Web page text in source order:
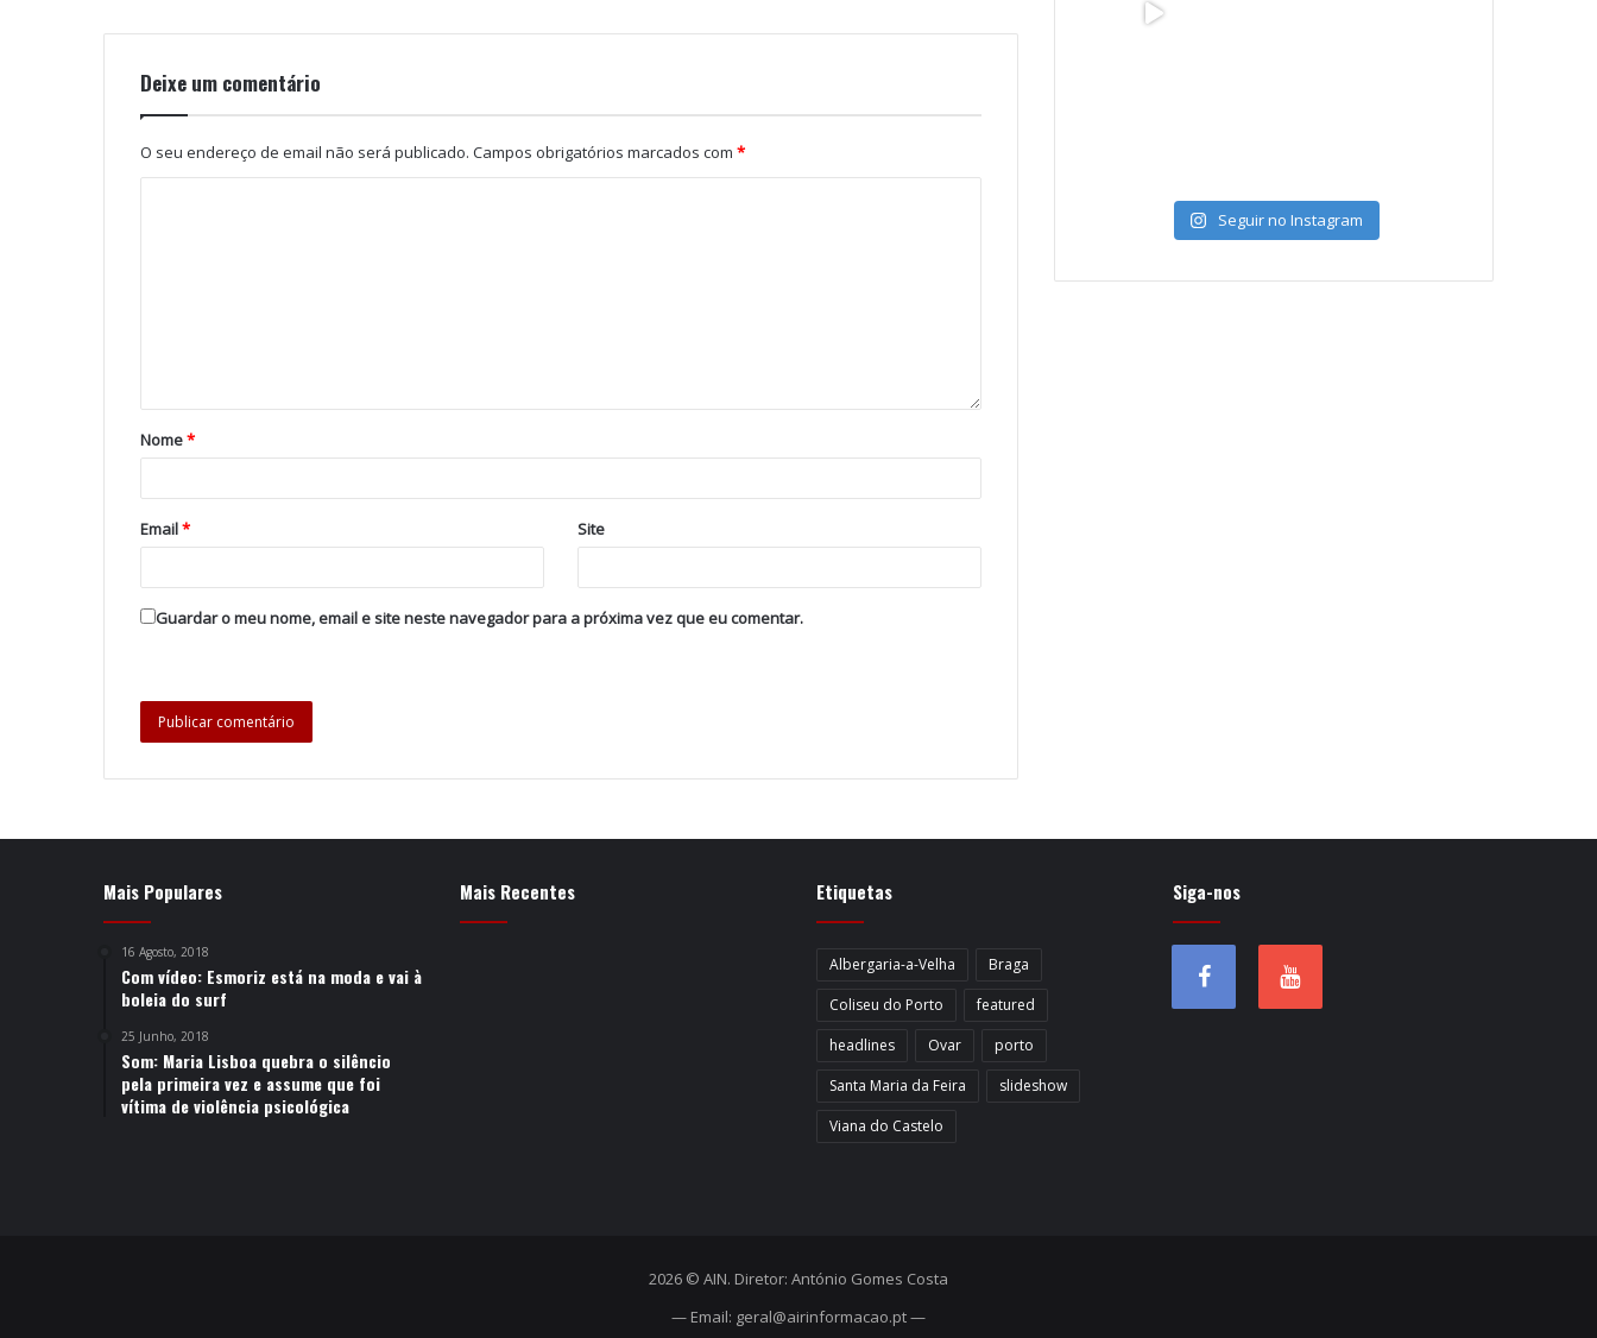
Deixe um comentário
O seu endereço de email não será publicado. Campos obrigatórios marcados com *
Nome*
Email* Site
Guardar o meu nome, email e site neste navegador para a próxima vez que eu comentar.
Seguir no Instagram
Mais Populares
16 Agosto, 2018
Com vídeo: Esmoriz está na moda e vai à
boleia do surf
25 Junho, 2018
Som: Maria Lisboa quebra o silêncio
pela primeira vez e assume que foi
vítima de violência psicológica
Mais Recentes Etiquetas
Albergaria-a-Velha
Braga
Coliseu do Porto
featured
headlines
Ovar
porto
Santa Maria da Feira
slideshow
Viana do Castelo
Siga-nos
2026 © AIN. Diretor: António Gomes Costa
— Email: geral@airinformacao.pt —